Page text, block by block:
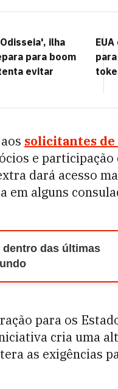
ilha
para boom
evitar
solicitantes
e participação
dará acesso
em alguns
dentro das últimas
para os
cria uma
as exigências